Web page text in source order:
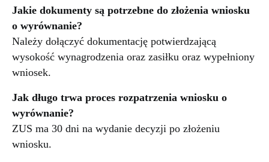
Jakie dokumenty są potrzebne do złożenia wniosku
o wyrównanie?
Należy dołączyć dokumentację potwierdzającą
wysokość wynagrodzenia oraz zasiłku oraz wypełniony
wniosek.
Jak długo trwa proces rozpatrzenia wniosku o
wyrównanie?
ZUS ma 30 dni na wydanie decyzji po złożeniu
wniosku.